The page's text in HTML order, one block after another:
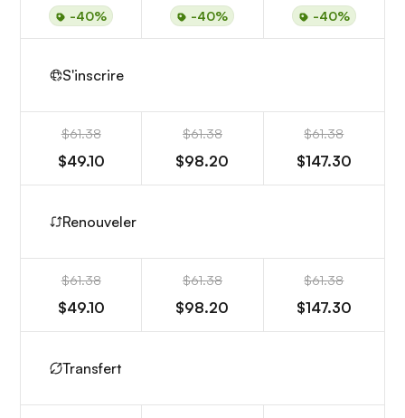
-40% -40% -40%
S'inscrire
$61.38
$49.10
$61.38
$98.20
$61.38
$147.30
Renouveler
$61.38
$49.10
$61.38
$98.20
$61.38
$147.30
Transfert